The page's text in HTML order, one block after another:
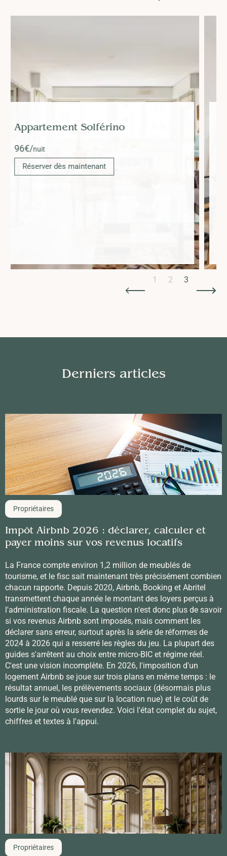
Appartement Maurice
160
Réserver dès maintenant
1 2 3
Derniers articles
Propriétaires
Impôt Airbnb 2026 : déclarer, calculer et
payer moins sur vos revenus locatifs
La France compte environ 1,2 million de meublés de
tourisme, et le fisc sait maintenant très précisément combien
chacun rapporte. Depuis 2020, Airbnb, Booking et Abritel
transmettent chaque année le montant des loyers perçus à
l'administration fiscale. La question n'est donc plus de savoir
si vos revenus Airbnb sont imposés, mais comment les
déclarer sans erreur, surtout après la série de réformes de
2024 à 2026 qui a resserré les règles du jeu. La plupart des
guides s'arrêtent au choix entre micro-BIC et régime réel.
C'est une vision incomplète. En 2026, l'imposition d'un
logement Airbnb se joue sur trois plans en même temps : le
résultat annuel, les prélèvements sociaux (désormais plus
lourds sur le meublé que sur la location nue) et le coût de
sortie le jour où vous revendez. Voici l'état complet du sujet,
chiffres et textes à l'appui.
Propriétaires